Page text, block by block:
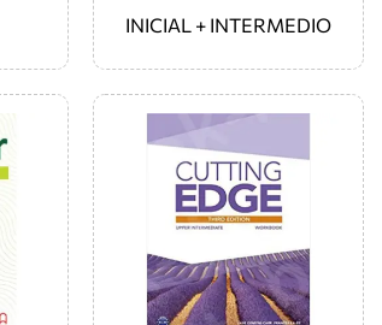
INICIAL + INTERMEDIO